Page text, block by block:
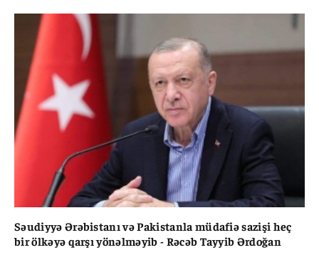
Səudiyyə Ərəbistanı və Pakistanla müdafiə sazişi heç
bir ölkəyə qarşı yönəlməyib - Rəcəb Tayyib Ərdoğan